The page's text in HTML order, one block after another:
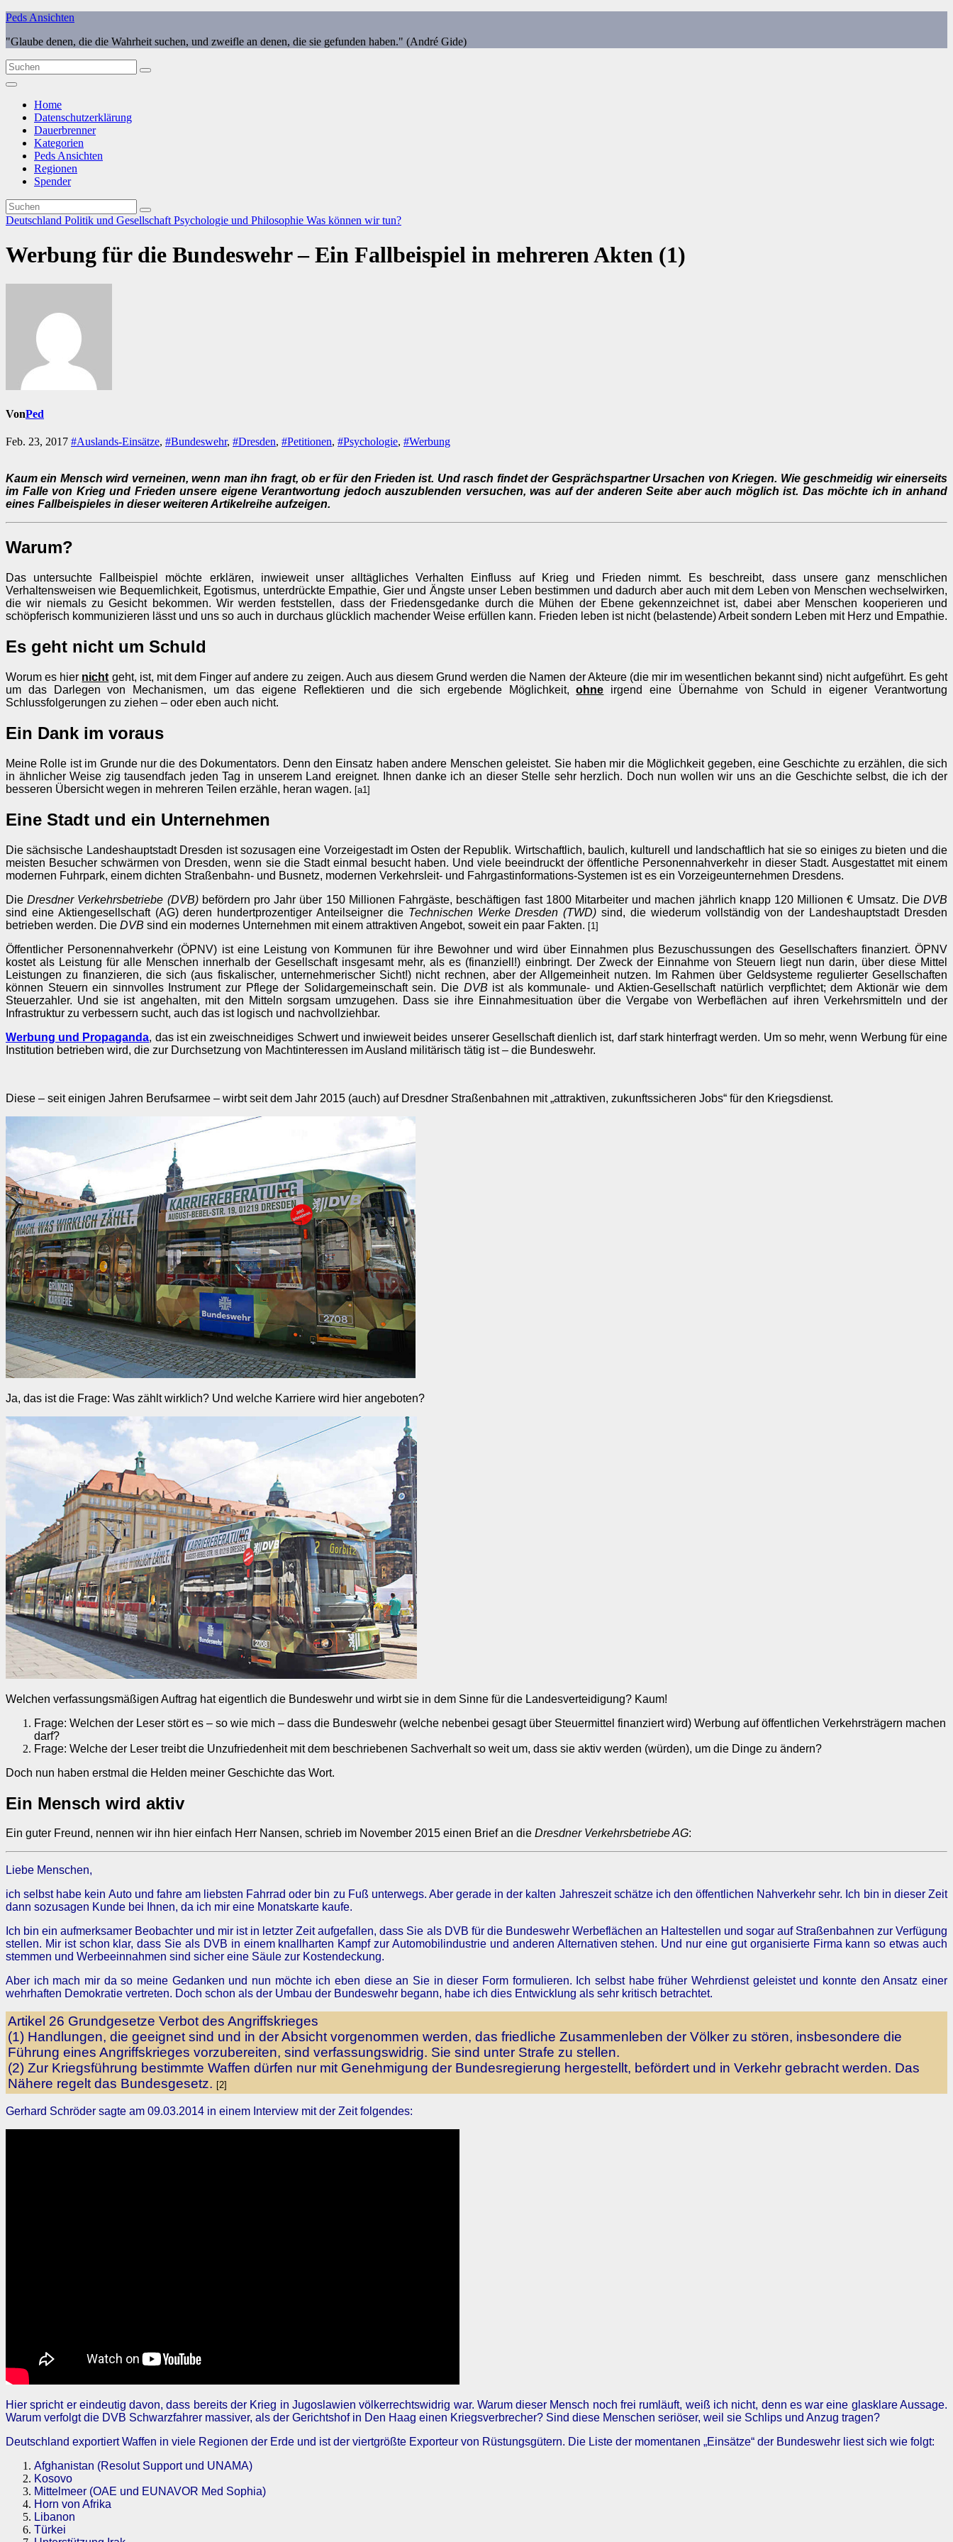
Zum
springen
Peds Ansichten
"Glaube denen, die die Wahrheit suchen, und zweifle an denen, die sie gefunden haben." (André Gide)
Home
Datenschutzerklärung
Dauerbrenner
Kategorien
Peds Ansichten
Regionen
Spender
Deutschland Politik und Gesellschaft Psychologie und Philosophie Was können wir tun?
Werbung für die Bundeswehr – Ein Fallbeispiel in mehreren Akten (1)
VonPed
Feb. 23, 2017 #Auslands-Einsätze, #Bundeswehr, #Dresden, #Petitionen, #Psychologie, #Werbung
Kaum ein Mensch wird verneinen, wenn man ihn fragt, ob er für den Frieden ist. Und rasch findet der Gesprächspartner Ursachen von Kriegen. Wie geschmeidig wir einerseits
im Falle von Krieg und Frieden unsere eigene Verantwortung jedoch auszublenden versuchen, was auf der anderen Seite aber auch möglich ist. Das möchte ich in anhand
eines Fallbeispieles in dieser weiteren Artikelreihe aufzeigen.
Warum?
Das untersuchte Fallbeispiel möchte erklären, inwieweit unser alltägliches Verhalten Einfluss auf Krieg und Frieden nimmt. Es beschreibt, dass unsere ganz menschlichen
Verhaltensweisen wie Bequemlichkeit, Egotismus, unterdrückte Empathie, Gier und Ängste unser Leben bestimmen und dadurch aber auch mit dem Leben von Menschen wechselwirken,
die wir niemals zu Gesicht bekommen. Wir werden feststellen, dass der Friedensgedanke durch die Mühen der Ebene gekennzeichnet ist, dabei aber Menschen kooperieren und
schöpferisch kommunizieren lässt und uns so auch in durchaus glücklich machender Weise erfüllen kann. Frieden leben ist nicht (belastende) Arbeit sondern Leben mit Herz und Empathie.
Es geht nicht um Schuld
Worum es hier nicht geht, ist, mit dem Finger auf andere zu zeigen. Auch aus diesem Grund werden die Namen der Akteure (die mir im wesentlichen bekannt sind) nicht aufgeführt. Es geht
um das Darlegen von Mechanismen, um das eigene Reflektieren und die sich ergebende Möglichkeit,ohne irgend eine Übernahme von Schuld in eigener Verantwortung
Schlussfolgerungen zu ziehen – oder eben auch nicht.
Ein Dank im voraus
Meine Rolle ist im Grunde nur die des Dokumentators. Denn den Einsatz haben andere Menschen geleistet. Sie haben mir die Möglichkeit gegeben, eine Geschichte zu erzählen, die sich
in ähnlicher Weise zig tausendfach jeden Tag in unserem Land ereignet. Ihnen danke ich an dieser Stelle sehr herzlich. Doch nun wollen wir uns an die Geschichte selbst, die ich der
besseren Übersicht wegen in mehreren Teilen erzähle, heran wagen. [a1]
Eine Stadt und ein Unternehmen
Die sächsische Landeshauptstadt Dresden ist sozusagen eine Vorzeigestadt im Osten der Republik. Wirtschaftlich, baulich, kulturell und landschaftlich hat sie so einiges zu bieten und die
meisten Besucher schwärmen von Dresden, wenn sie die Stadt einmal besucht haben. Und viele beeindruckt der öffentliche Personennahverkehr in dieser Stadt. Ausgestattet mit einem
modernen Fuhrpark, einem dichten Straßenbahn- und Busnetz, modernen Verkehrsleit- und Fahrgastinformations-Systemen ist es ein Vorzeigeunternehmen Dresdens.
DieDresdner Verkehrsbetriebe (DVB)befördern pro Jahr über 150 Millionen Fahrgäste, beschäftigen fast 1800 Mitarbeiter und machen jährlich knapp 120 Millionen € Umsatz. DieDVB
sind eine Aktiengesellschaft (AG) deren hundertprozentiger Anteilseigner die Technischen Werke Dresden (TWD) sind, die wiederum vollständig von der Landeshauptstadt Dresden
betrieben werden. Die DVB sind ein modernes Unternehmen mit einem attraktiven Angebot, soweit ein paar Fakten. [1]
Öffentlicher Personennahverkehr (ÖPNV) ist eine Leistung von Kommunen für ihre Bewohner und wird über Einnahmen plus Bezuschussungen des Gesellschafters finanziert. ÖPNV
kostet als Leistung für alle Menschen innerhalb der Gesellschaft insgesamt mehr, als es (finanziell!) einbringt. Der Zweck der Einnahme von Steuern liegt nun darin, über diese Mittel
Leistungen zu finanzieren, die sich (aus fiskalischer, unternehmerischer Sicht!) nicht rechnen, aber der Allgemeinheit nutzen. Im Rahmen über Geldsysteme regulierter Gesellschaften
können Steuern ein sinnvolles Instrument zur Pflege der Solidargemeinschaft sein. Die DVB ist als kommunale- und Aktien-Gesellschaft natürlich verpflichtet; dem Aktionär wie dem
Steuerzahler. Und sie ist angehalten, mit den Mitteln sorgsam umzugehen. Dass sie ihre Einnahmesituation über die Vergabe von Werbeflächen auf ihren Verkehrsmitteln und der
Infrastruktur zu verbessern sucht, auch das ist logisch und nachvollziehbar.
Werbung und Propaganda, das ist ein zweischneidiges Schwert und inwieweit beides unserer Gesellschaft dienlich ist, darf stark hinterfragt werden. Um so mehr, wenn Werbung für eine
Institution betrieben wird, die zur Durchsetzung von Machtinteressen im Ausland militärisch tätig ist – die Bundeswehr.
Diese – seit einigen Jahren Berufsarmee – wirbt seit dem Jahr 2015 (auch) auf Dresdner Straßenbahnen mit „attraktiven, zukunftssicheren Jobs“ für den Kriegsdienst.
Ja, das ist die Frage: Was zählt wirklich? Und welche Karriere wird hier angeboten?
Welchen verfassungsmäßigen Auftrag hat eigentlich die Bundeswehr und wirbt sie in dem Sinne für die Landesverteidigung? Kaum!
Frage: Welchen der Leser stört es – so wie mich – dass die Bundeswehr (welche nebenbei gesagt über Steuermittel finanziert wird) Werbung auf öffentlichen Verkehrsträgern machen
darf?
Frage: Welche der Leser treibt die Unzufriedenheit mit dem beschriebenen Sachverhalt so weit um, dass sie aktiv werden (würden), um die Dinge zu ändern?
Doch nun haben erstmal die Helden meiner Geschichte das Wort.
Ein Mensch wird aktiv
Ein guter Freund, nennen wir ihn hier einfach Herr Nansen, schrieb im November 2015 einen Brief an die Dresdner Verkehrsbetriebe AG:
Liebe Menschen,
ich selbst habe kein Auto und fahre am liebsten Fahrrad oder bin zu Fuß unterwegs. Aber gerade in der kalten Jahreszeit schätze ich den öffentlichen Nahverkehr sehr. Ich bin in dieser Zeit
dann sozusagen Kunde bei Ihnen, da ich mir eine Monatskarte kaufe.
Ich bin ein aufmerksamer Beobachter und mir ist in letzter Zeit aufgefallen, dass Sie als DVB für die Bundeswehr Werbeflächen an Haltestellen und sogar auf Straßenbahnen zur Verfügung
stellen. Mir ist schon klar, dass Sie als DVB in einem knallharten Kampf zur Automobilindustrie und anderen Alternativen stehen. Und nur eine gut organisierte Firma kann so etwas auch
stemmen und Werbeeinnahmen sind sicher eine Säule zur Kostendeckung.
Aber ich mach mir da so meine Gedanken und nun möchte ich eben diese an Sie in dieser Form formulieren. Ich selbst habe früher Wehrdienst geleistet und konnte den Ansatz einer
wehrhaften Demokratie vertreten. Doch schon als der Umbau der Bundeswehr begann, habe ich dies Entwicklung als sehr kritisch betrachtet.
Artikel 26 Grundgesetze Verbot des Angriffskrieges
(1) Handlungen, die geeignet sind und in der Absicht vorgenommen werden, das friedliche Zusammenleben der Völker zu stören, insbesondere die
Führung eines Angriffskrieges vorzubereiten, sind verfassungswidrig. Sie sind unter Strafe zu stellen.
(2) Zur Kriegsführung bestimmte Waffen dürfen nur mit Genehmigung der Bundesregierung hergestellt, befördert und in Verkehr gebracht werden. Das
Nähere regelt das Bundesgesetz. [2]
Gerhard Schröder sagte am 09.03.2014 in einem Interview mit der Zeit folgendes:
Hier spricht er eindeutig davon, dass bereits der Krieg in Jugoslawien völkerrechtswidrig war. Warum dieser Mensch noch frei rumläuft, weiß ich nicht, denn es war eine glasklare Aussage.
Warum verfolgt die DVB Schwarzfahrer massiver, als der Gerichtshof in Den Haag einen Kriegsverbrecher? Sind diese Menschen seriöser, weil sie Schlips und Anzug tragen?
Deutschland exportiert Waffen in viele Regionen der Erde und ist der viertgrößte Exporteur von Rüstungsgütern. Die Liste der momentanen „Einsätze“ der Bundeswehr liest sich wie folgt:
Afghanistan (Resolut Support und UNAMA)
Kosovo
Mittelmeer (OAE und EUNAVOR Med Sophia)
Horn von Afrika
Libanon
Türkei